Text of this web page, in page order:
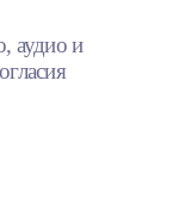
аудио и